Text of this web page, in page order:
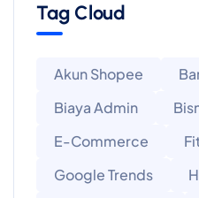
Tag Cloud
Akun Shopee
Biaya Admin
E-Commerce
Google Trends